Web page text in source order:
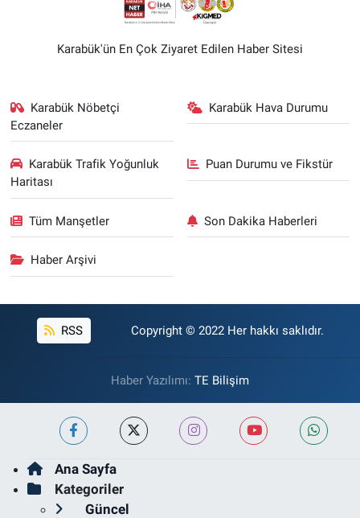
Karabük'ün En Çok Ziyaret Edilen Haber Sitesi
Karabük Nöbetçi
Eczaneler
Karabük Hava Durumu
Karabük Trafik Yoğunluk
Haritası
Puan Durumu ve Fikstür
Tüm Manşetler Son Dakika Haberleri
Haber Arşivi
RSS Copyright © 2022 Her hakkı saklıdır.
Haber Yazılımı: TE Bilişim
Ana Sayfa
Kategoriler
Güncel